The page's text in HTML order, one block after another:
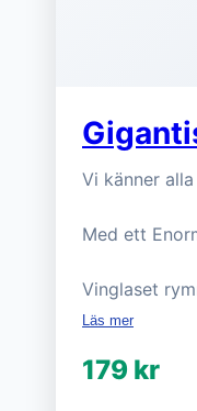
Vi känner
Med ett
Vinglaset
Läs mer
179 kr